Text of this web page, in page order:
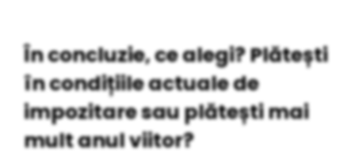
În concluzie, ce alegi? Plătești
în condițiile actuale de
impozitare sau plătești mai
mult anul viitor?